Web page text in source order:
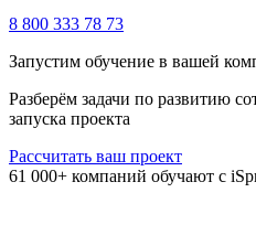
8 800 333 78 73
Запустим обучение в вашей
Разберём задачи по развитию
запуска проекта
Рассчитать ваш проект
61 000+ компаний обучают с